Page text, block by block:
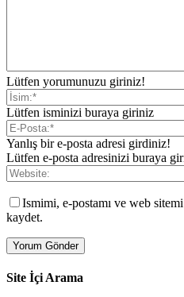
Lütfen yorumunuzu giriniz!
Lütfen isminizi buraya giriniz
Yanlış bir e-posta adresi girdiniz!
Lütfen e-posta adresinizi buraya
Ismimi, e-postamı ve web
kaydet.
Site İçi Arama